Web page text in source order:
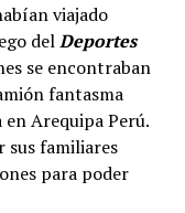
viajado
delDeportes
se encontraban
fantasma
en Arequipa Perú.
sus familiares
para poder